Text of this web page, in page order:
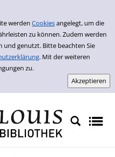
werden Cookiesangelegt, um die
zu können. Zudem werden
und genutzt. Bitte beachten Sie
. Mit der weiteren
zu.